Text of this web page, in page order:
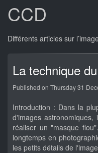
CCD
Différents articles sur
La technique
Published on Thursday 31
Introduction : Dans la
d'images
réaliser un "masque
longtemps en
les petits détails de